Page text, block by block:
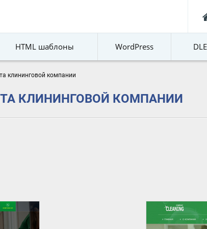
HTML шаблоны WordPress
клининговой компании
КЛИНИНГОВОЙ КОМПАНИИ